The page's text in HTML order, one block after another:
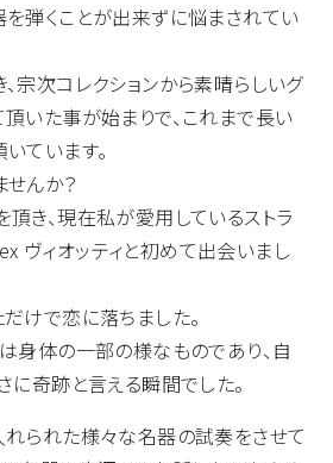
弾くことが出来ずに悩まされてい
宗次コレクションから素晴らしいグ
いた事が始まりで、これまで長い
ています。
んか？
き、現在私が愛用しているストラ
ヴィオッティと初めて出会いまし
けで恋に落ちました。
身体の一部の様なものであり、自
に奇跡と言える瞬間でした。
られた様々な名器の試奏をさせて